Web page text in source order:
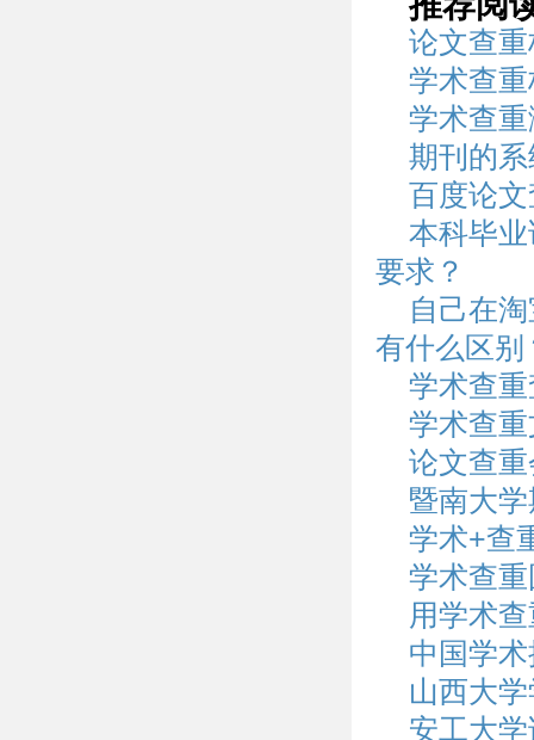
论文查
学术查
学术查
期刊的
百度论
本科毕
要求？
自己在
有什么区别
学术查
学术查
论文查
暨南大
学术+查
学术查
用学术
中国学
山西大
安工大